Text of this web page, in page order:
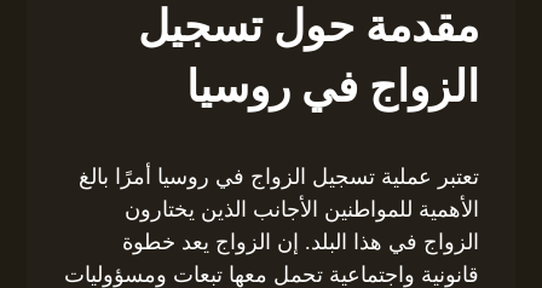
مقدمة حول تسجيل
الزواج في روسيا
تعتبر عملية تسجيل الزواج في روسيا أمرًا بالغ
الأهمية للمواطنين الأجانب الذين يختارون
الزواج في هذا البلد. إن الزواج يعد خطوة
قانونية واجتماعية تحمل معها تبعات ومسؤوليات